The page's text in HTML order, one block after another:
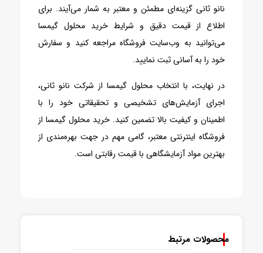
نانو ثانی گزینه‌ای مطمئن و معتبر به شمار می‌آیند. برای
اطلاع از قیمت دقیق و شرایط خرید محلول گیمسا
می‌توانید به وب‌سایت فروشگاه مراجعه کنید و سفارش
خود را به آسانی ثبت نمایید.
در نهایت، با انتخاب محلول گیمسا از شرکت نانو ثانی،
اجرای آزمایش‌های تشخیصی و تحقیقاتی خود را با
اطمینان و کیفیت بالا تضمین کنید. خرید محلول گیمسا از
فروشگاه اینترنتی معتبر، گامی مهم در جهت بهره‌مندی از
بهترین مواد آزمایشگاهی با قیمت رقابتی است.
محصولات مرتبط